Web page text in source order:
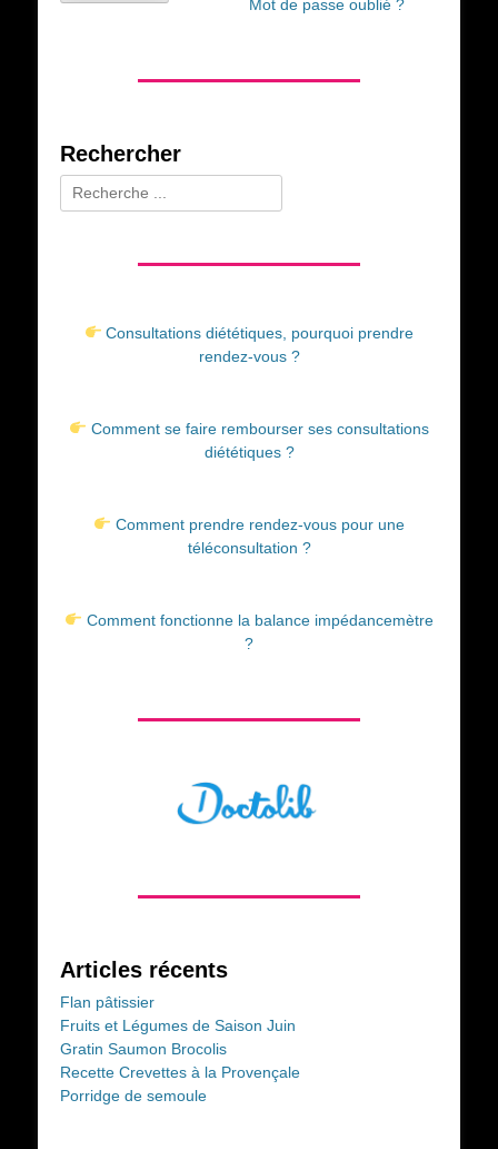
Mot de passe oublié ?
Rechercher
Rechercher :
Consultations diététiques, pourquoi prendre
rendez-vous ?
Comment se faire rembourser ses consultations
diététiques ?
Comment prendre rendez-vous pour une
téléconsultation ?
Comment fonctionne la balance impédancemètre
?
Articles récents
Flan pâtissier
Fruits et Légumes de Saison Juin
Gratin Saumon Brocolis
Recette Crevettes à la Provençale
Porridge de semoule